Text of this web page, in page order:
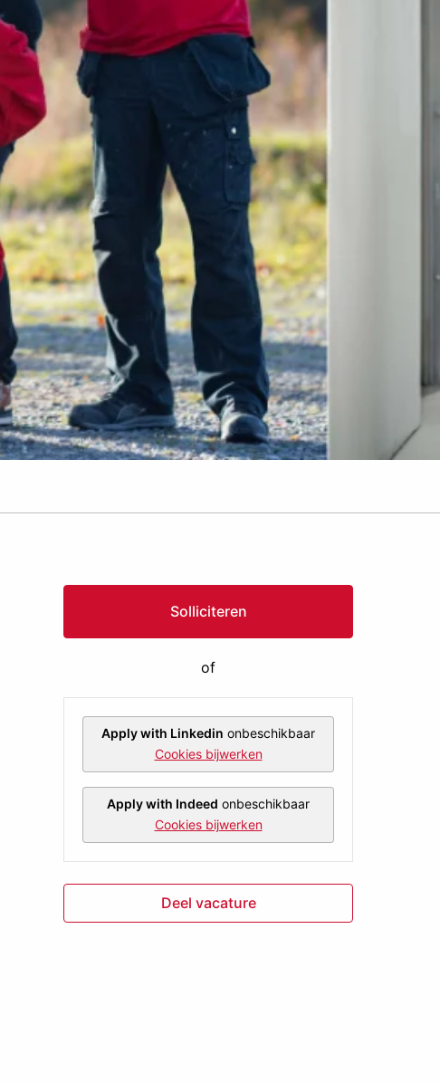
Solliciteren
of
Apply with Linkedin onbeschikbaar
Cookies bijwerken
Apply with Indeed onbeschikbaar
Cookies bijwerken
Deel vacature